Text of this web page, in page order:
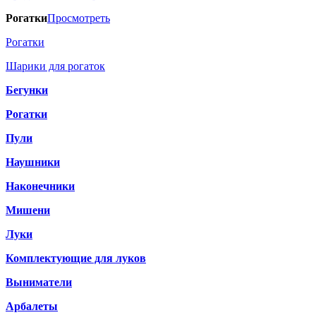
РогаткиПросмотреть
Рогатки
Шарики для рогаток
Бегунки
Рогатки
Пули
Наушники
Наконечники
Мишени
Луки
Комплектующие для луков
Выниматели
Арбалеты